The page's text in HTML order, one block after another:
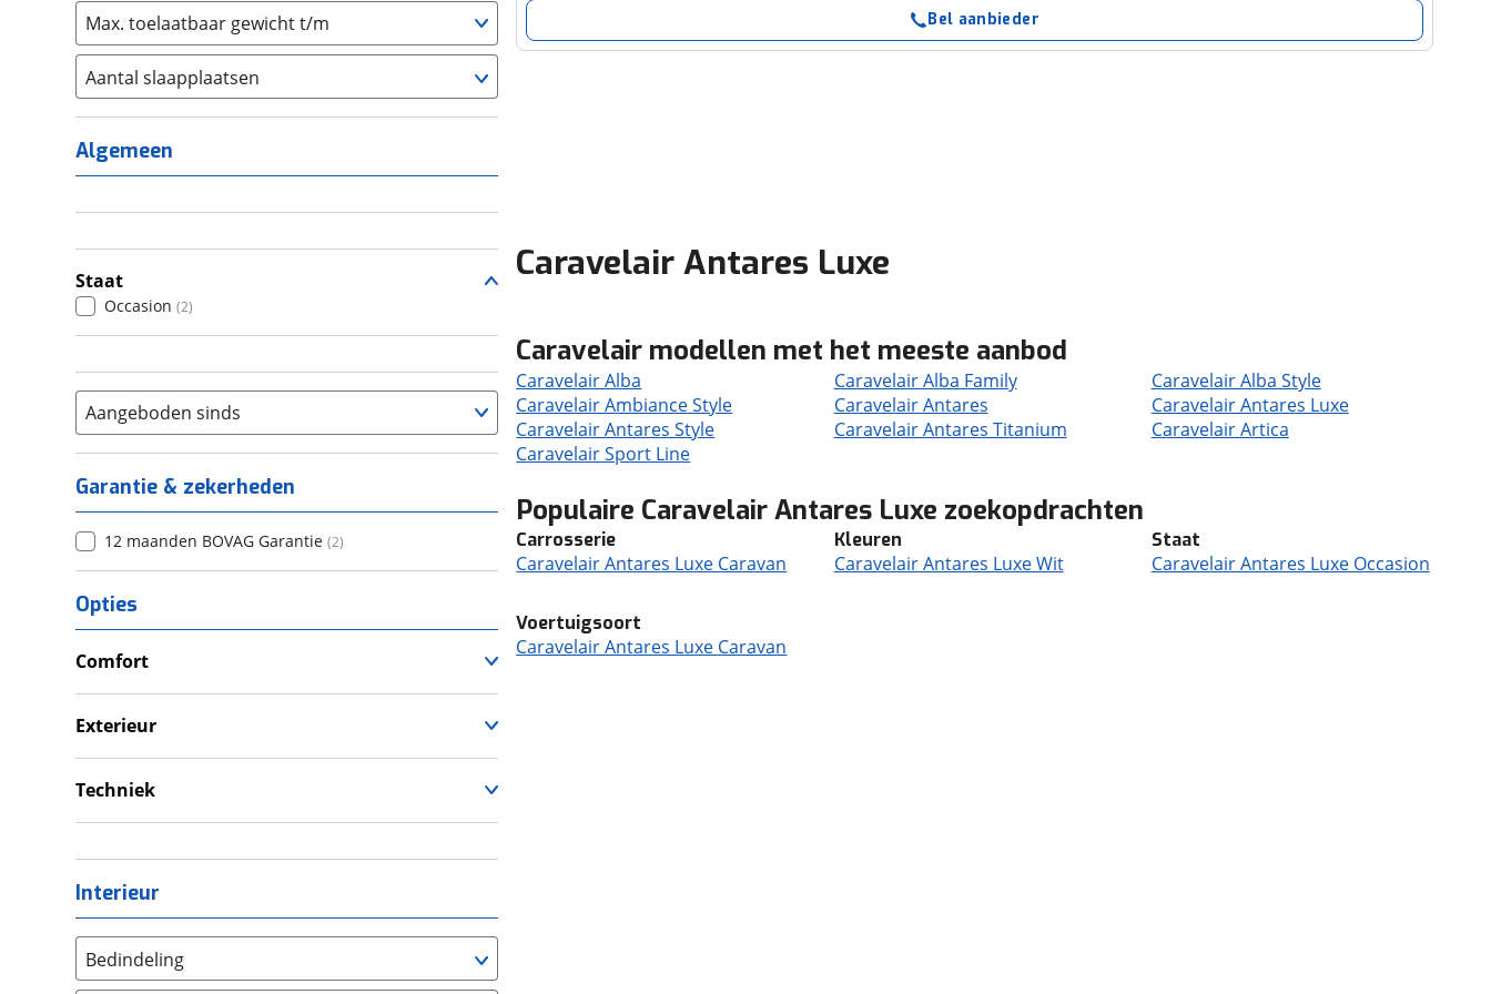
Max. toelaatbaar gewicht t/m
Aantal slaapplaatsen
1 (0)
2 (0)
3 (0)
Algemeen
Staat
Occasion (2)
Aangeboden sinds
Garantie & zekerheden
12 maanden BOVAG Garantie (2)
Opties
Comfort
Wasruimte met toilet
Exterieur
Fietsendrager
Techniek
Interieur
Bedindeling
Bel aanbieder
Caravelair Antares Luxe
Caravelair modellen met het meeste aanbod
Caravelair Alba Caravelair Alba Family
Caravelair Alba Style
Caravelair Ambiance Style
Caravelair Antares
Caravelair Antares Luxe
Caravelair Antares Style
Caravelair Antares Titanium
Caravelair Artica
Caravelair Sport Line
Populaire Caravelair Antares Luxe zoekopdrachten
Carrosserie
Caravelair Antares Luxe Caravan
Kleuren
Caravelair Antares Luxe Wit
Staat
Caravelair Antares Luxe Occasion
Voertuigsoort
Caravelair Antares Luxe Caravan